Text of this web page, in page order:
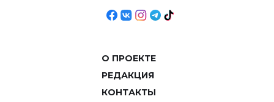
О ПРОЕКТЕ
РЕДАКЦИЯ
КОНТАКТЫ